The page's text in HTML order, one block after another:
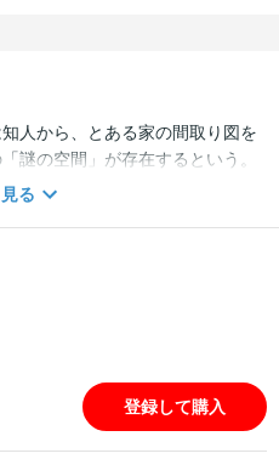
人から、とある家の間取り図を
謎の空間」が存在するという。
、彼はこの家のおかしなところ
”、ここに完全コミカライズ!!
る
登録して購入